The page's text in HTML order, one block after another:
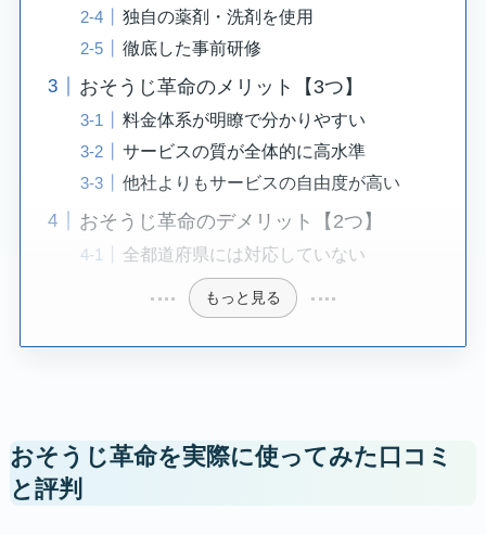
独自の薬剤・洗剤を使用
徹底した事前研修
おそうじ革命のメリット【3つ】
料金体系が明瞭で分かりやすい
サービスの質が全体的に高水準
他社よりもサービスの自由度が高い
おそうじ革命のデメリット【2つ】
全都道府県には対応していない
もっと見る
おそうじ革命を実際に使ってみた口コミ
と評判